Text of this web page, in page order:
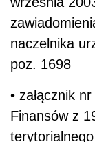
naczelnika
poz. 1698
• załącznik
Finansów z